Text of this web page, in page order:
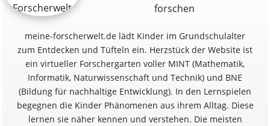
forschen
meine-forscherwelt.de lädt Kinder im Grundschulalter
zum Entdecken und Tüfteln ein. Herzstück der Website ist
ein virtueller Forschergarten voller MINT (Mathematik,
Informatik, Naturwissenschaft und Technik) und BNE
(Bildung für nachhaltige Entwicklung). In den Lernspielen
begegnen die Kinder Phänomenen aus ihrem Alltag. Diese
lernen sie näher kennen und verstehen. Die meisten